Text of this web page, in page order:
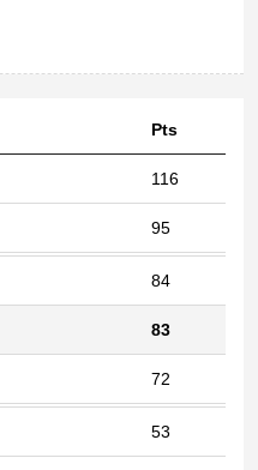
Pts
116
95
84
83
72
53